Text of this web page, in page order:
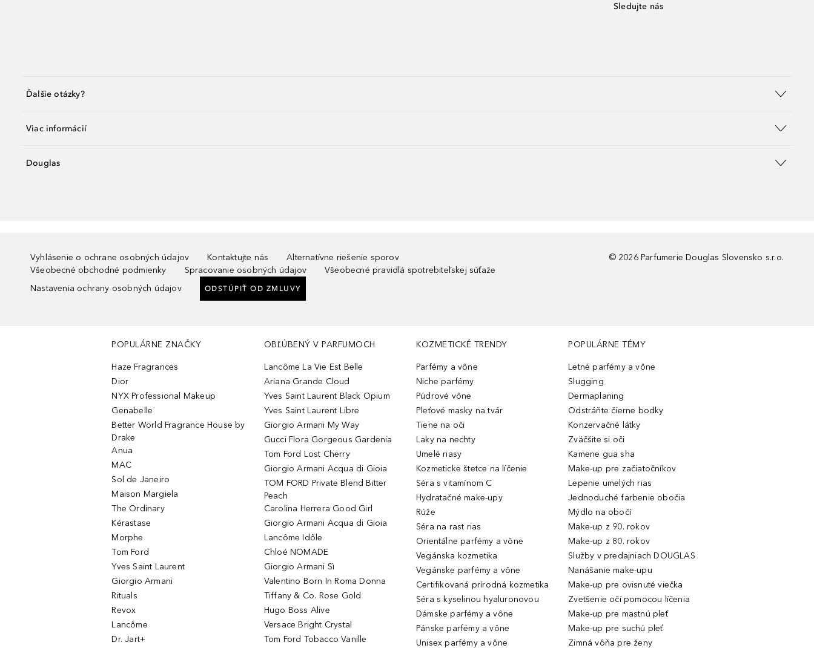
Sledujte nás
Ďalšie otázky?
Viac informácií
Douglas
Vyhlásenie o ochrane osobných údajov Kontaktujte nás
Alternatívne riešenie sporov
Všeobecné obchodné podmienky
Spracovanie osobných údajov
Všeobecné pravidlá spotrebiteľskej súťaže
Nastavenia ochrany osobných údajov
ODSTÚPIŤ OD ZMLUVY
© 2026 Parfumerie Douglas Slovensko s.r.o.
POPULÁRNE ZNAČKY
Haze Fragrances
Dior
NYX Professional Makeup
Genabelle
Better World Fragrance House by
Drake
Anua
MAC
Sol de Janeiro
Maison Margiela
The Ordinary
Kérastase
Morphe
Tom Ford
Yves Saint Laurent
Giorgio Armani
Rituals
Revox
Lancôme
Dr. Jart+
OBĽÚBENÝ V PARFUMOCH
Lancôme La Vie Est Belle
Ariana Grande Cloud
Yves Saint Laurent Black Opium
Yves Saint Laurent Libre
Giorgio Armani My Way
Gucci Flora Gorgeous Gardenia
Tom Ford Lost Cherry
Giorgio Armani Acqua di Gioia
TOM FORD Private Blend Bitter
Peach
Carolina Herrera Good Girl
Giorgio Armani Acqua di Gioia
Lancôme Idôle
Chloé NOMADE
Giorgio Armani Sì
Valentino Born In Roma Donna
Tiffany & Co. Rose Gold
Hugo Boss Alive
Versace Bright Crystal
Tom Ford Tobacco Vanille
KOZMETICKÉ TRENDY
Parfémy a vône
Niche parfémy
Púdrové vône
Pleťové masky na tvár
Tiene na oči
Laky na nechty
Umelé riasy
Kozmeticke štetce na líčenie
Séra s vitamínom C
Hydratačné make-upy
Rúže
Séra na rast rias
Orientálne parfémy a vône
Vegánska kozmetika
Vegánske parfémy a vône
Certifikovaná prírodná kozmetika
Séra s kyselinou hyaluronovou
Dámske parfémy a vône
Pánske parfémy a vône
Unisex parfémy a vône
POPULÁRNE TÉMY
Letné parfémy a vône
Slugging
Dermaplaning
Odstráňte čierne bodky
Konzervačné látky
Zväčšite si oči
Kamene gua sha
Make-up pre začiatočníkov
Lepenie umelých rias
Jednoduché farbenie obočia
Mýdlo na obočí
Make-up z 90. rokov
Make-up z 80. rokov
Služby v predajniach DOUGLAS
Nanášanie make-upu
Make-up pre ovisnuté viečka
Zvetšenie očí pomocou líčenia
Make-up pre mastnú pleť
Make-up pre suchú pleť
Zimná vôňa pre ženy